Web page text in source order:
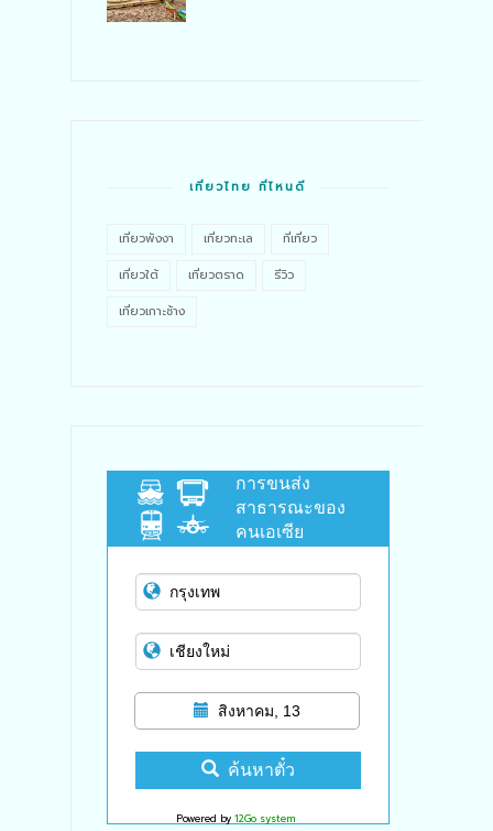
เที่ยวไทย ที่ไหนดี
เที่ยวพังงา เที่ยวทะเล
ที่เที่ยว
เที่ยวใต้
เที่ยวตราด
รีวิว
เที่ยวเกาะช้าง
การขนส่ง
สาธารณะของ
คนเอเซีย
สิงหาคม, 13
ค้นหาตั๋ว
Powered by 12Go system